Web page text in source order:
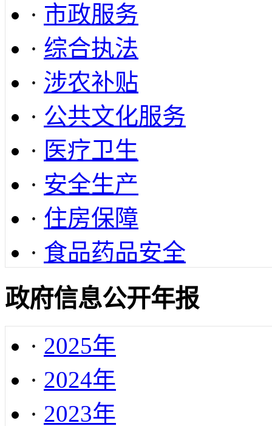
· 市政服务
· 综合执法
· 涉农补贴
· 公共文化服务
· 医疗卫生
· 安全生产
· 住房保障
· 食品药品安全
政府信息公开年报
· 2025年
· 2024年
· 2023年